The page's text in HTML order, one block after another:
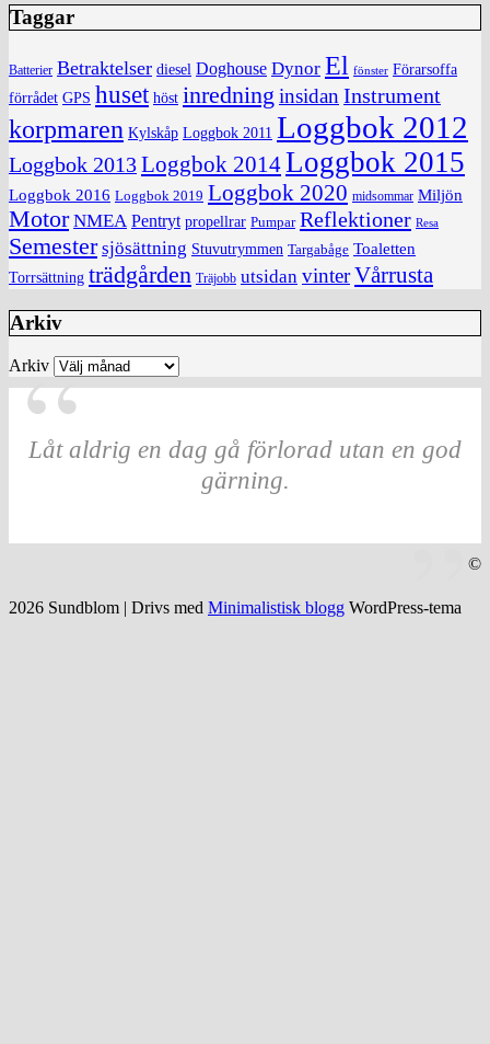
Taggar
Batterier Betraktelser diesel Doghouse Dynor El fönster Förarsoffa
förrådet GPS huset höst inredning insidan Instrument
korpmaren Kylskåp Loggbok 2011 Loggbok 2012
Loggbok 2013Loggbok 2014Loggbok 2015
Loggbok 2016 Loggbok 2019 Loggbok 2020 midsommar Miljön
Motor NMEA Pentryt propellrar Pumpar Reflektioner Resa
Semester sjösättning Stuvutrymmen Targabåge Toaletten
Torrsättning trädgården Träjobb utsidan vinterVårrusta
Arkiv
Arkiv
Låt aldrig en dag gå förlorad utan en god
gärning.
©
2026 Sundblom | Drivs med Minimalistisk blogg WordPress-tema